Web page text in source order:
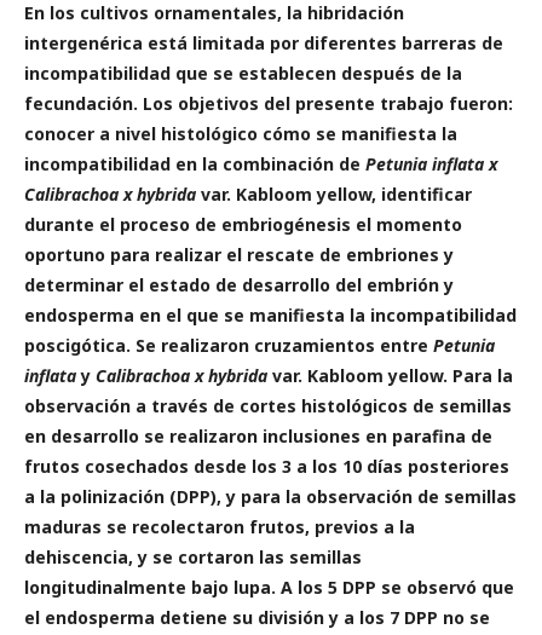
En los cultivos ornamentales, la hibridación
intergenérica está limitada por diferentes barreras de
incompatibilidad que se establecen después de la
fecundación. Los objetivos del presente trabajo fueron:
conocer a nivel histológico cómo se manifiesta la
incompatibilidad en la combinación de Petunia inflata x
Calibrachoa x hybrida var. Kabloom yellow, identificar
durante el proceso de embriogénesis el momento
oportuno para realizar el rescate de embrionesy
determinar el estado de desarrollo del embrión y
endosperma en el que se manifiesta la incompatibilidad
poscigótica. Se realizaron cruzamientos entre Petunia
inflatay Calibrachoax hybrida var. Kabloom yellow. Para la
observación a través de cortes histológicos de semillas
en desarrollo se realizaron inclusiones en parafina de
frutos cosechados desde los 3 a los 10 días posteriores
a la polinización (DPP), y para la observación de semillas
maduras se recolectaron frutos, previos a la
dehiscencia, y se cortaron las semillas
longitudinalmente bajo lupa. A los 5 DPP se observó que
el endosperma detiene su división y a los 7 DPP no se